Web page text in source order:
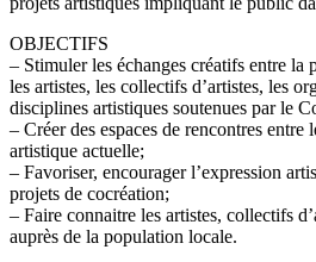
OBJECTIFS
– Stimuler les échanges créatifs entre
les artistes, les collectifs d’artistes, les
disciplines artistiques soutenues par le
– Créer des espaces de rencontres entre
artistique actuelle;
– Favoriser, encourager l’expression
projets de cocréation;
– Faire connaitre les artistes, collectifs
auprès de la population locale.